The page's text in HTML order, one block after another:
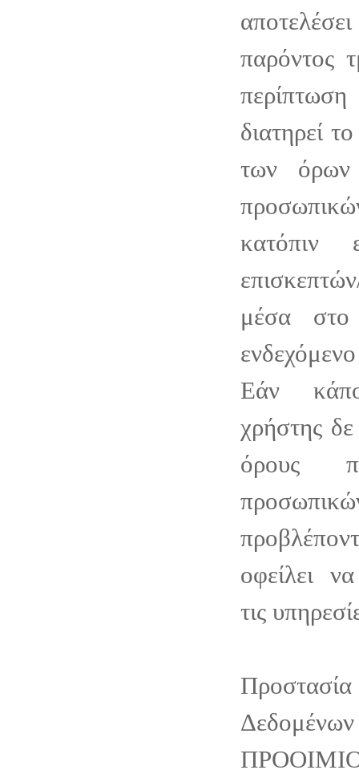
παρόντος
διατηρεί
των όρων
κατόπιν
μέσα
Εάν
χρήστης
όρους
οφείλει
τις
Δεδομένων